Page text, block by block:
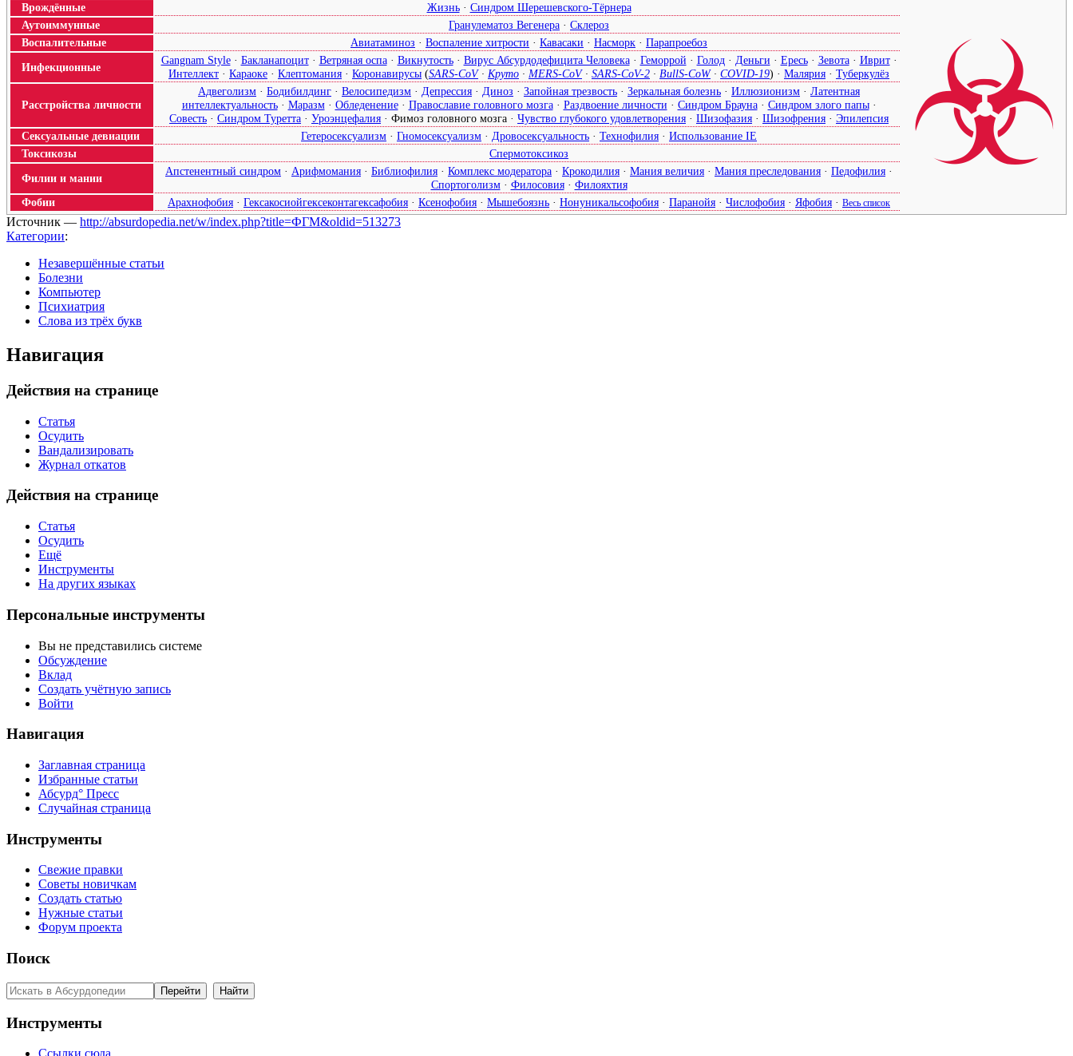
Врождённые Жизнь· Синдром Шерешевского-Тёрнера
☣
Аутоиммунные Гранулематоз Вегенера · Склероз
Воспалительные
Авиатаминоз · Воспаление хитрости · Кавасаки · Насморк · Парапроебоз
Инфекционные
Gangnam Style· Бакланапоцит· Ветряная оспа· Викнутость· Вирус Абсурдодефицита Человека· Геморрой · Голод· Деньги · Ересь· Зевота· Иврит·
Интеллект · Караоке · Клептомания · Коронавирусы (SARS-CoV· Круто · MERS-CoV· SARS-CoV-2 · BullS-CoW· COVID-19) · Малярия · Туберкулёз
Расстройства личности
Адвеголизм · Бодибилдинг · Велосипедизм · Депрессия · Диноз · Запойная трезвость · Зеркальная болезнь · Иллюзионизм · Латентная
интеллектуальность· Маразм· Обледенение· Православие головного мозга· Раздвоение личности · Синдром Брауна· Синдром злого папы·
Совесть · Синдром Туретта · Уроэнцефалия · Фимоз головного мозга · Чувство глубокого удовлетворения · Шизофазия · Шизофрения · Эпилепсия
Сексуальные девиации
Гетеросексуализм · Гномосексуализм · Дровосексуальность · Технофилия · Использование IE
Токсикозы
Спермотоксикоз
Филии и мании
Апстенентный синдром · Арифмомания · Библиофилия · Комплекс модератора · Крокодилия · Мания величия · Мания преследования · Педофилия ·
Спортоголизм· Филосовия· Филояхтия
Фобии
Арахнофобия · Гексакосиойгексеконтагексафобия · Ксенофобия · Мышебоязнь · Нонуникальсофобия · Паранойя · Числофобия · Яфобия · Весь список
Источник — http://absurdopedia.net/w/index.php?title=ФГМ&oldid=513273
Категории:
Незавершённые статьи
Болезни
Компьютер
Психиатрия
Слова из трёх букв
Навигация
Действия на странице
Статья
Осудить
Вандализировать
Журнал откатов
Действия на странице
Статья
Осудить
Ещё
Инструменты
На других языках
Персональные инструменты
Вы не представились системе
Обсуждение
Вклад
Создать учётную запись
Войти
Навигация
Заглавная страница
Избранные статьи
Абсурд° Пресс
Случайная страница
Инструменты
Свежие правки
Советы новичкам
Создать статью
Нужные статьи
Форум проекта
Поиск
Инструменты